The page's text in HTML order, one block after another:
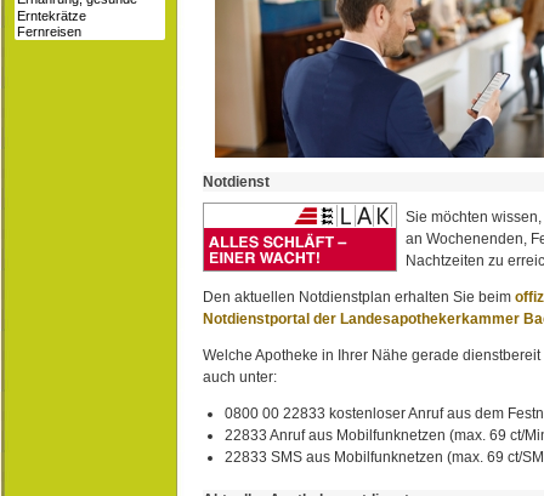
Notdienst
Sie möchten
an Wochenenden,
Nachtzeiten zu
Den aktuellen Notdienstplan erhalten Sie beim
Notdienstportal der Landesapothekerkammer
Welche Apotheke in Ihrer Nähe gerade
auch unter:
0800 00 22833 kostenloser Anruf aus dem
22833 Anruf aus Mobilfunknetzen (max. 69 ct/
22833 SMS aus Mobilfunknetzen (max. 69 ct/